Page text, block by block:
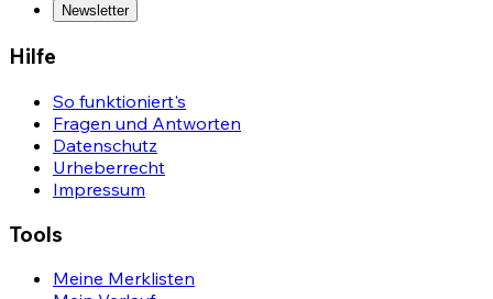
Newsletter
Hilfe
So funktioniert's
Fragen und Antworten
Datenschutz
Urheberrecht
Impressum
Tools
Meine Merklisten